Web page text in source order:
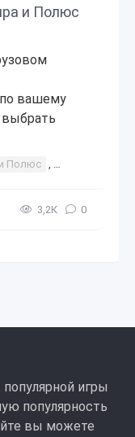
и Полюс
по вашему
Полюс , Among Us
3,2К 0
игры
популярность
вы можете